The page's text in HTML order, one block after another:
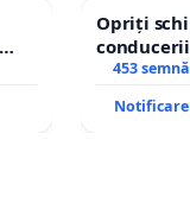
Opriți
conducerii
453